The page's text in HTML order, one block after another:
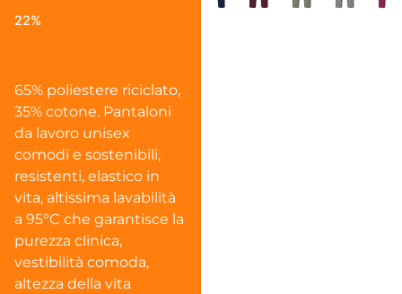
22%
65% poliestere riciclato,
35% cotone. Pantaloni
da lavoro unisex
comodi e sostenibili,
resistenti, elastico in
vita, altissima lavabilità
a 95°C che garantisce la
purezza clinica,
vestibilità comoda,
altezza della vita